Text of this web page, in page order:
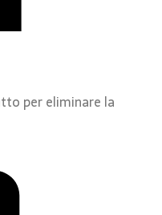
per eliminare la